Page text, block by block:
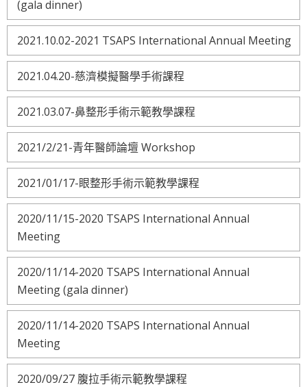
(gala dinner)
2021.10.02-2021 TSAPS International Annual Meeting
2021.04.20-慈濟模擬醫學手術課程
2021.03.07-鼻整形手術示範教學課程
2021/2/21-青年醫師論壇 Workshop
2021/01/17-眼整形手術示範教學課程
2020/11/15-2020 TSAPS International Annual
Meeting
2020/11/14-2020 TSAPS International Annual
Meeting (gala dinner)
2020/11/14-2020 TSAPS International Annual
Meeting
2020/09/27 腹拉手術示範教學課程